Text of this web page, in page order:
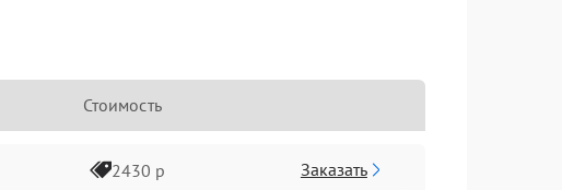
Стоимость
2430 р Заказать